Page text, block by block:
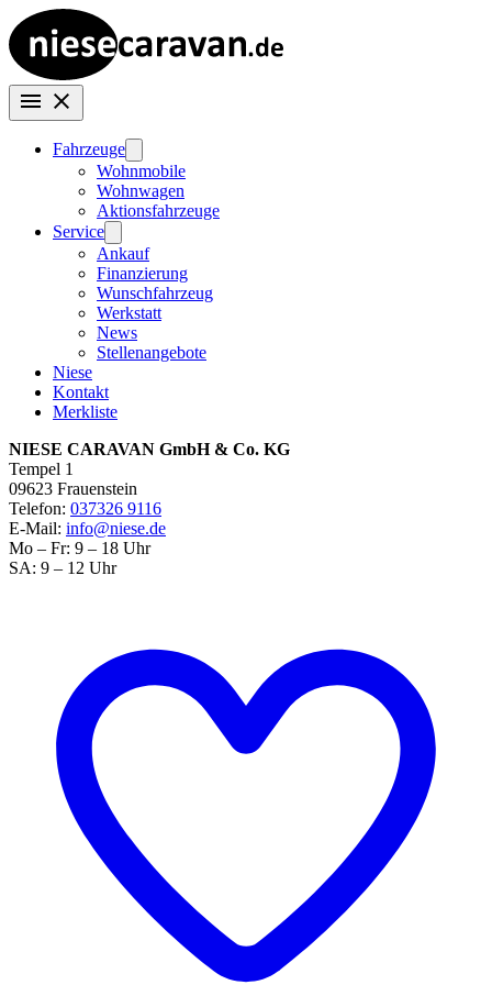
Fahrzeuge
Wohnmobile
Wohnwagen
Aktionsfahrzeuge
Service
Ankauf
Finanzierung
Wunschfahrzeug
Werkstatt
News
Stellenangebote
Niese
Kontakt
Merkliste
NIESE CARAVAN GmbH & Co. KG
Tempel 1
09623 Frauenstein
Telefon: 037326 9116
E-Mail: info@niese.de
Mo – Fr: 9 – 18 Uhr
SA: 9 – 12 Uhr